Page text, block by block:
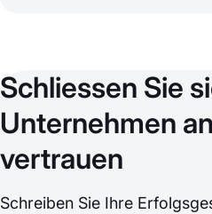
Schliessen Sie
Unternehmen
vertrauen
Schreiben Sie Ihre